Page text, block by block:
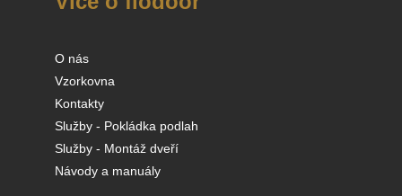
O nás
Vzorkovna
Kontakty
Služby - Pokládka podlah
Služby - Montáž dveří
Návody a manuály